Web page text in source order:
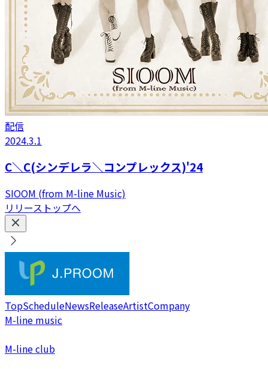
配信
2024.3.1
C＼C(シンデレラ＼コンプレックス)'24
SIOOM (from M-line Music)
リリーストップへ
TopScheduleNewsReleaseArtistCompany
M-line music
M-line club